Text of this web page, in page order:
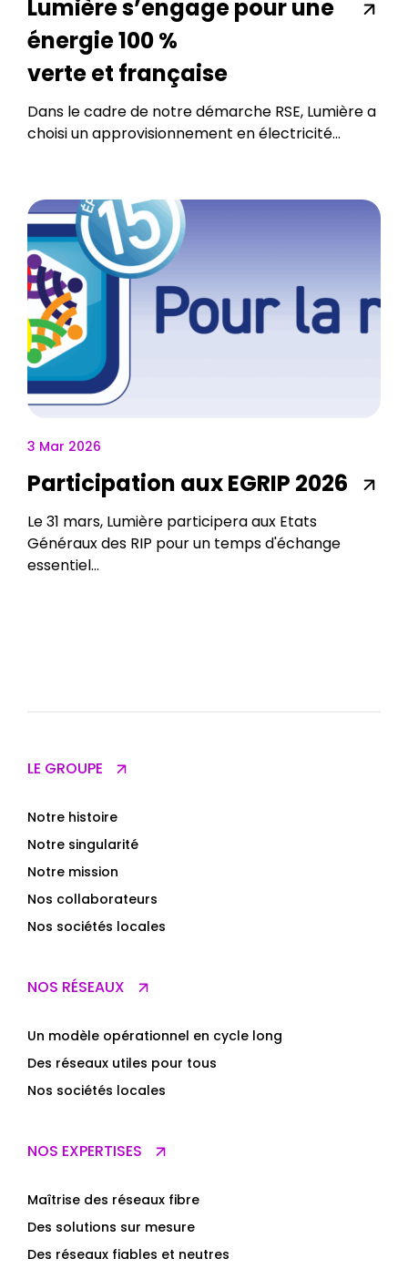
Lumière s’engage pour une
énergie 100 %
verte et française
Dans le cadre de notre démarche RSE, Lumière a
choisi un approvisionnement en électricité...
3 Mar 2026
Participation aux EGRIP 2026
Le 31 mars, Lumière participera aux Etats
Généraux des RIP pour un temps d'échange
essentiel...
LE GROUPE
Notre histoire
Notre singularité
Notre mission
Nos collaborateurs
Nos sociétés locales
NOS RÉSEAUX
Un modèle opérationnel en cycle long
Des réseaux utiles pour tous
Nos sociétés locales
NOS EXPERTISES
Maîtrise des réseaux fibre
Des solutions sur mesure
Des réseaux fiables et neutres